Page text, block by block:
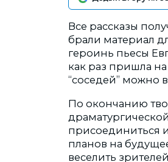
Все рассказы
брали материал
героинь пьесы
как раз пришла
“соседей” можно
По окончанию
присоединиться
планов на
веселить